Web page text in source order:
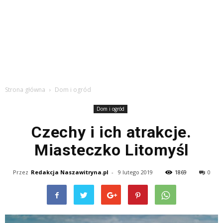
Strona główna Dom i ogród
Dom i ogród
Czechy i ich atrakcje.
Miasteczko Litomyśl
Przez Redakcja Naszawitryna.pl - 9 lutego 2019 1869 0